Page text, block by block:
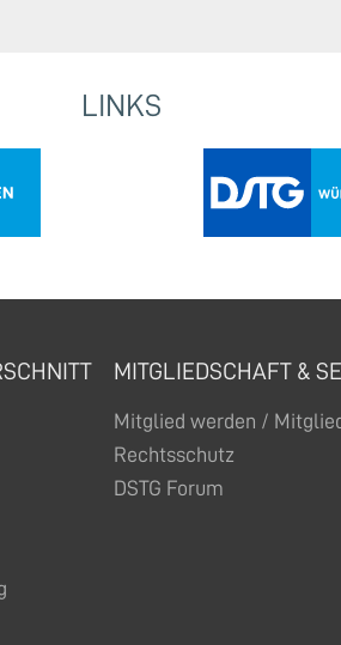
LINKS
MITGLIEDSCHAFT &
Mitglied werden /
Rechtsschutz
DSTG Forum